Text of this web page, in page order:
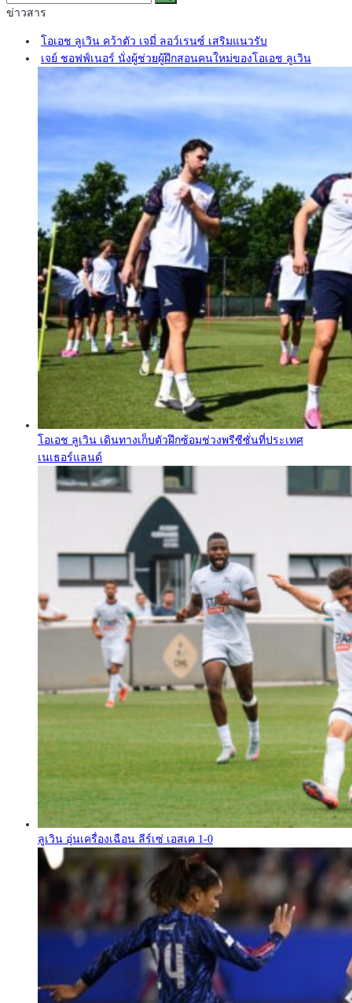
ข่าวสาร
โอเอช ลูเวิน คว้าตัว เจมี่ ลอว์เรนซ์ เสริมแนวรับ
เจย์ ชอฟฟ์เนอร์ นั่งผู้ช่วยผู้ฝึกสอนคนใหม่ของโอเอช ลูเวิน
โอเอช ลูเวิน เดินทางเก็บตัวฝึกซ้อมช่วงพรีซีซั่นที่ประเทศ
เนเธอร์แลนด์
ลูเวิน อุ่นเครื่องเฉือน ลีร์เซ่ เอสเค 1-0